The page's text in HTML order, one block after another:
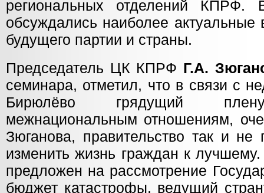
региональных отделений КПРФ.
обсуждались наиболее
будущего партии и страны.
Председатель ЦК КПРФ Г.А.
семинара, отметил, что в связи с
Бирюлёво грядущий
межнациональным отношениям,
Зюганова, правительство так и не
изменить жизнь граждан к
предложен на рассмотрение
бюджет катастрофы, ведущий